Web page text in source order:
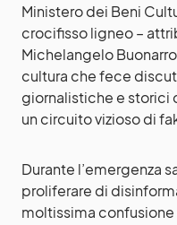
Ministero dei Beni
crocifisso ligneo –
Michelangelo
cultura che fece
giornalistiche e storici
un circuito vizioso di
Durante l’emergenza
proliferare di
moltissima